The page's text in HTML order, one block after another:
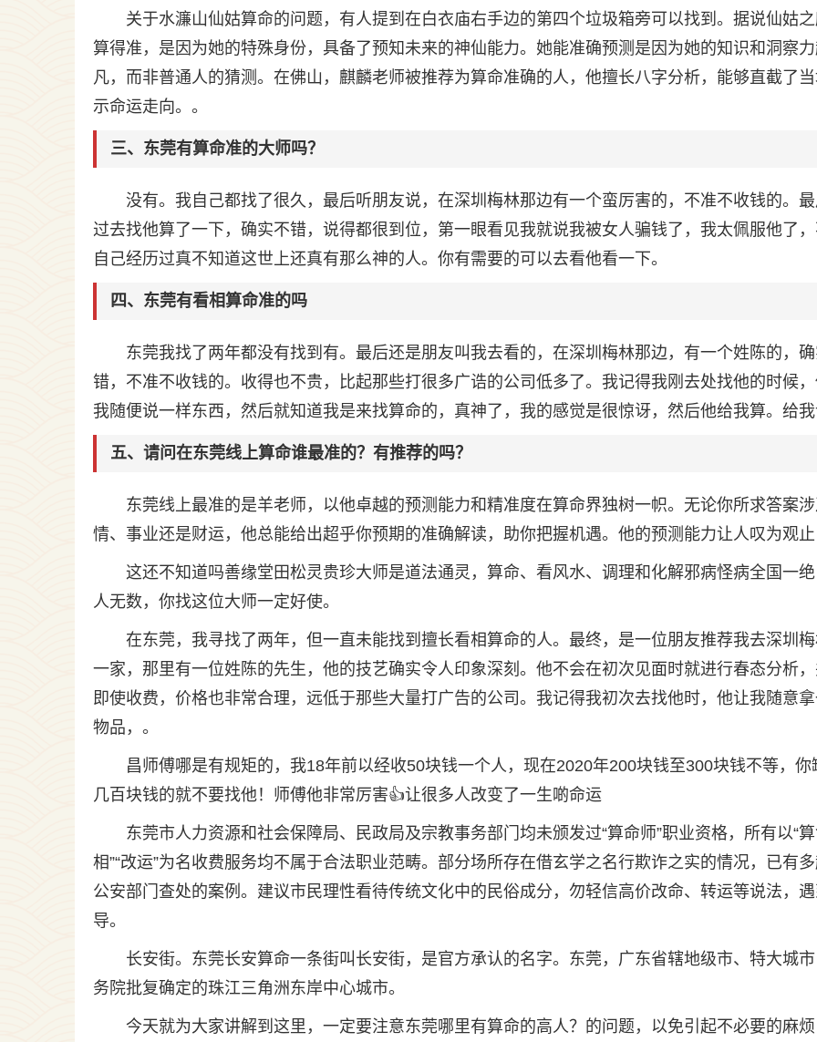
关于水濂山仙姑算命的问题，有人提到在白衣庙右手边的第四个垃圾箱旁可以找到。据说仙姑
算得准，是因为她的特殊身份，具备了预知未来的神仙能力。她能准确预测是因为她的知识和洞察
凡，而非普通人的猜测。在佛山，麒麟老师被推荐为算命准确的人，他擅长八字分析，能够直截了
示命运走向。。
三、东莞有算命准的大师吗？
没有。我自己都找了很久，最后听朋友说，在深圳梅林那边有一个蛮厉害的，不准不收钱的。
过去找他算了一下，确实不错，说得都很到位，第一眼看见我就说我被女人骗钱了，我太佩服他了
自己经历过真不知道这世上还真有那么神的人。你有需要的可以去看他看一下。
四、东莞有看相算命准的吗
东莞我找了两年都没有找到有。最后还是朋友叫我去看的，在深圳梅林那边，有一个姓陈的，
错，不准不收钱的。收得也不贵，比起那些打很多广诰的公司低多了。我记得我刚去处找他的时候
我随便说一样东西，然后就知道我是来找算命的，真神了，我的感觉是很惊讶，然后他给我算。给
五、请问在东莞线上算命谁最准的？有推荐的吗？
东莞线上最准的是羊老师，以他卓越的预测能力和精准度在算命界独树一帜。无论你所求答案
情、事业还是财运，他总能给出超乎你预期的准确解读，助你把握机遇。他的预测能力让人叹为观
这还不知道吗善缘堂田松灵贵珍大师是道法通灵，算命、看风水、调理和化解邪病怪病全国一
人无数，你找这位大师一定好使。
在东莞，我寻找了两年，但一直未能找到擅长看相算命的人。最终，是一位朋友推荐我去深圳
一家，那里有一位姓陈的先生，他的技艺确实令人印象深刻。他不会在初次见面时就进行春态分析
即使收费，价格也非常合理，远低于那些大量打广告的公司。我记得我初次去找他时，他让我随意
物品，。
昌师傅哪是有规矩的，我18年前以经收50块钱一个人，现在2020年200块钱至300块钱不等，你
几百块钱的就不要找他！师傅他非常厉害👍让很多人改变了一生啲命运
东莞市人力资源和社会保障局、民政局及宗教事务部门均未颁发过“算命师”职业资格，所有以“算
相”“改运”为名收费服务均不属于合法职业范畴。部分场所存在借玄学之名行欺诈之实的情况，已有
公安部门查处的案例。建议市民理性看待传统文化中的民俗成分，勿轻信高价改命、转运等说法，
导。
长安街。东莞长安算命一条街叫长安街，是官方承认的名字。东莞，广东省辖地级市、特大城
务院批复确定的珠江三角洲东岸中心城市。
今天就为大家讲解到这里，一定要注意东莞哪里有算命的高人？的问题，以免引起不必要的麻